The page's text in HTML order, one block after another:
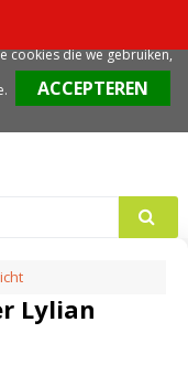
Lylian
adviseren we deze
cookies die we gebruiken,
.